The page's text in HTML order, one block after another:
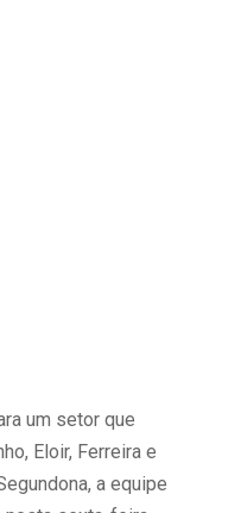
um setor que
Eloir, Ferreira e
a equipe